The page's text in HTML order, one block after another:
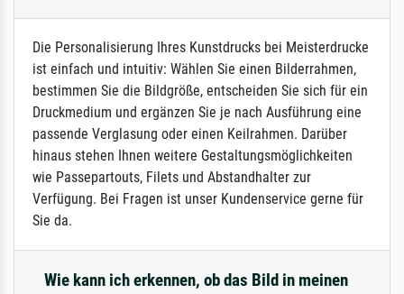
Die Personalisierung Ihres Kunstdrucks bei Meisterdrucke
ist einfach und intuitiv: Wählen Sie einen Bilderrahmen,
bestimmen Sie die Bildgröße, entscheiden Sie sich für ein
Druckmedium und ergänzen Sie je nach Ausführung eine
passende Verglasung oder einen Keilrahmen. Darüber
hinaus stehen Ihnen weitere Gestaltungsmöglichkeiten
wie Passepartouts, Filets und Abstandhalter zur
Verfügung. Bei Fragen ist unser Kundenservice gerne für
Sie da.
Wie kann ich erkennen, ob das Bild in meinen